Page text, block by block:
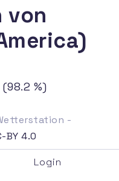
von
(98.2 %)
-
BY 4.0
Login